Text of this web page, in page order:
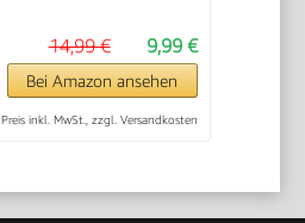
9,99 €
14,99 €
Bei Amazon ansehen
Preis inkl. MwSt., zzgl. Versandkosten